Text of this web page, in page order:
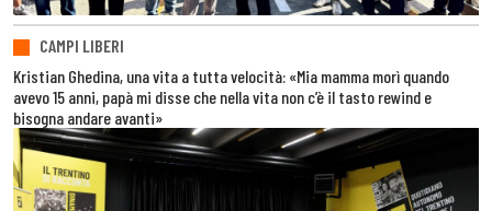
CAMPI LIBERI
Kristian Ghedina, una vita a tutta velocità: «Mia mamma morì quando
avevo 15 anni, papà mi disse che nella vita non c’è il tasto rewind e
bisogna andare avanti»